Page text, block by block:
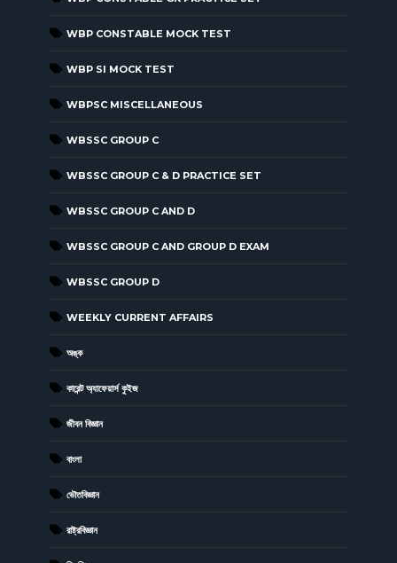
WBP CONSTABLE MOCK TEST
WBP SI MOCK TEST
WBPSC MISCELLANEOUS
WBSSC GROUP C
WBSSC GROUP C & D PRACTICE SET
WBSSC GROUP C AND D
WBSSC GROUP C AND GROUP D EXAM
WBSSC GROUP D
WEEKLY CURRENT AFFAIRS
অঙ্ক
কারেন্ট অ্যাফেয়ার্স কুইজ
জীবন বিজ্ঞান
বাংলা
ভৌতবিজ্ঞান
রাষ্ট্রবিজ্ঞান